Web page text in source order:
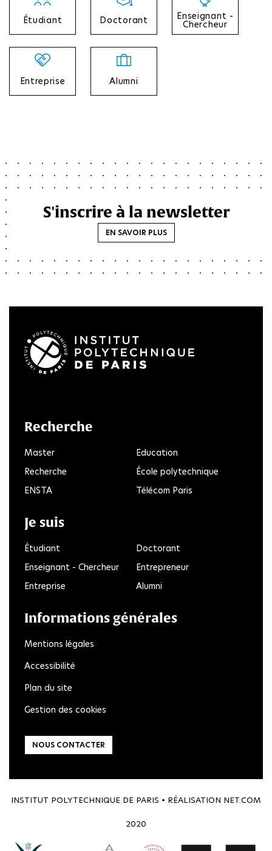
Étudiant Doctorant Enseignant -
Chercheur
Entreprise Alumni
S'inscrire à la newsletter
EN SAVOIR PLUS
Recherche
Master
Education
Recherche
École polytechnique
ENSTA
Télécom Paris
Je suis
Étudiant
Doctorant
Enseignant - Chercheur
Entrepreneur
Entreprise
Alumni
Informations générales
Mentions légales
Accessibilité
Plan du site
Gestion des cookies
NOUS CONTACTER
INSTITUT POLYTECHNIQUE DE PARIS • RÉALISATION NET.COM
2020